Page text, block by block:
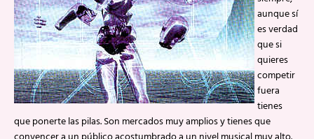
aunque sí
es verdad
que si
quieres
competir
fuera
tienes
que ponerte las pilas. Son mercados muy amplios y tienes que